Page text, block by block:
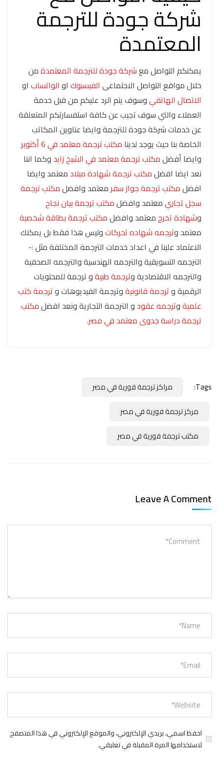
شركة جودة للترجمة
المعتمدة
يمكنكم التواصل معشركة جودة للترجمة المعتمدةمن
خلال مواقع التواصل الاجتماعى الفيسبوك او الواتساب او
الاتصال الهاتفيوسوف يتم الرد عليكم من قبل خدمة
العملاء والتي سوف تجيب عن كافة استفسارتكم المتعلقة
عن خدمات شركة جودة للترجمة وايضا عناوين المكاتب
الخاصة بنا حيث يوجد لدينا مكتب ترجمة معتمد في 6 أكتوبر
وايضا أفضلمكتب ترجمة معتمد في الشيخ زايد وكما اننا
نعد ايضا افضلمكتب ترجمة شهادة ميلاد معتمد وايضا
افضلمكتب ترجمة جواز سفرمعتمد وافضلمكتب ترجمة
سجل تجاريمعتمد وافضلمكتب ترجمة بيان نجاح
وشهادة تخرجمعتمد وافضلمكتب ترجمة بطاقة شخصية
معتمد وترجمه شهاده تحركاتوليس هذا فقط بل يمكنك
الاعتماد علينا في اعداد خدمات الترجمة المختلفة مثل :-
الترجمه التسويقية والترجمه الهندسية والترجمه الصحفية
والترجمه الاقتصادية وترجمة طبيةو ترجمة للمحتويات
الرقمية وترجمة قانونيةوترجمة الفيديوهات وترجمة كتب
علميةوترجمه عقود و الترجمة التجارية ونعد افضلمكتب
ترجمة دراسة جدوى معتمد في مصر.
Tags:
مراكز ترجمة فورية في مصر
مركز ترجمة فورية في مصر
مكتب ترجمة فورية في مصر
Leave A Comment
احفظ اسمي، بريدي الإلكتروني، والموقع الإلكتروني في هذا المتصفح
لاستخدامها المرة المقبلة في تعليقي.